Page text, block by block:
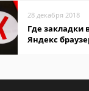
28 декабря 2018
Где закладки
Яндекс